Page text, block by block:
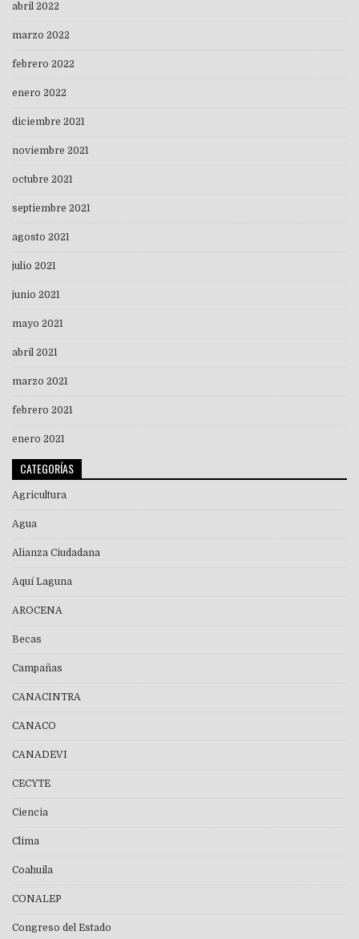
abril 2022
marzo 2022
febrero 2022
enero 2022
diciembre 2021
noviembre 2021
octubre 2021
septiembre 2021
agosto 2021
julio 2021
junio 2021
mayo 2021
abril 2021
marzo 2021
febrero 2021
enero 2021
CATEGORÍAS
Agricultura
Agua
Alianza Ciudadana
Aquí Laguna
AROCENA
Becas
Campañas
CANACINTRA
CANACO
CANADEVI
CECYTE
Ciencia
Clima
Coahuila
CONALEP
Congreso del Estado